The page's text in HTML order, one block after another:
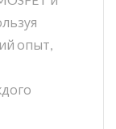
опыт,